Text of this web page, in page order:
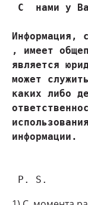
С  нами у
Информация,
, имеет
является
может
каких либо
P. S.